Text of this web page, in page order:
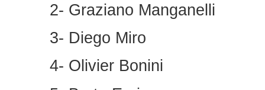
2- Graziano Manganelli
3- Diego Miro
4- Olivier Bonini